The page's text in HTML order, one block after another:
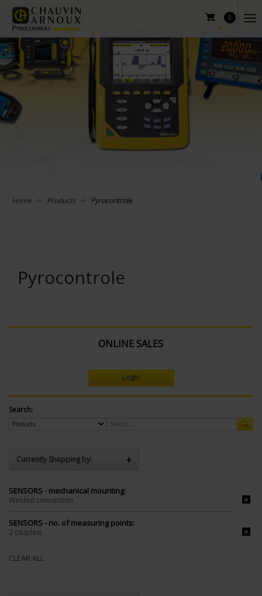
0
Home Products Pyrocontrole
Pyrocontrole
ONLINE SALES
Login
Search:
Currently Shopping by:
SENSORS - mechanical mounting:
Welded connection
SENSORS - no. of measuring points:
2 (duplex)
CLEAR ALL